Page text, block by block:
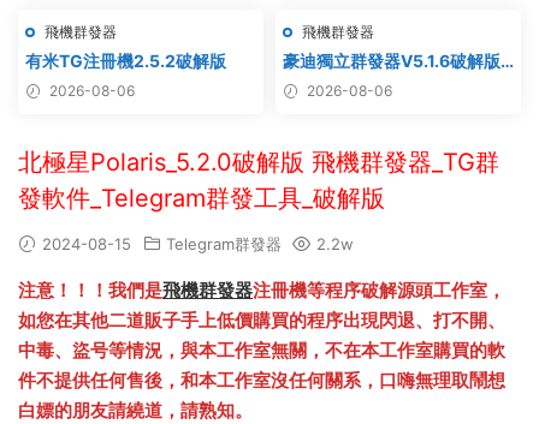
飛機群發器
有米TG注冊機2.5.2破解版
2026-08-06
飛機群發器
豪迪獨立群發器V5.1.6破解版 –
飛機群發器,TG群發器,群發器
群發,協議軟件
2026-08-06
北極星Polaris_5.2.0破解版 飛機群發器_TG群
發軟件_Telegram群發工具_破解版
2024-08-15 Telegram群發器 2.2w
注意！！！我們是飛機群發器注冊機等程序破解源頭工作室，
如您在其他二道販子手上低價購買的程序出現閃退、打不開、
中毒、盜号等情況，與本工作室無關，不在本工作室購買的軟
件不提供任何售後，和本工作室沒任何關系，口嗨無理取鬧想
白嫖的朋友請繞道，請熟知。